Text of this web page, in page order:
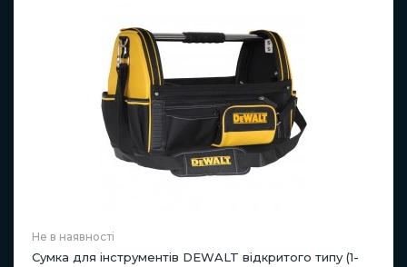
Не в наявності
Сумка для інструментів DEWALT відкритого типу (1-